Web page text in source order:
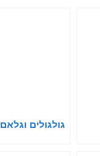
גולגולים וגלאם